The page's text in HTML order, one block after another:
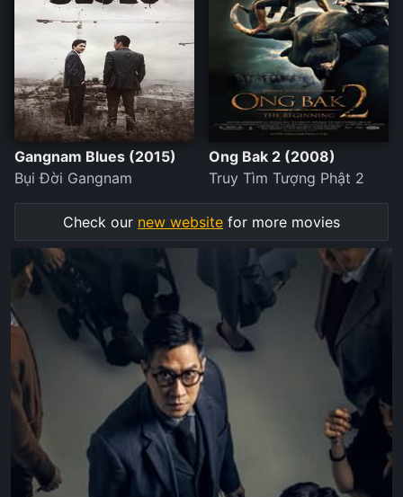
Gangnam Blues (2015)
Bụi Đời Gangnam
Ong Bak 2 (2008)
Truy Tìm Tượng Phật 2
Check our new website for more movies